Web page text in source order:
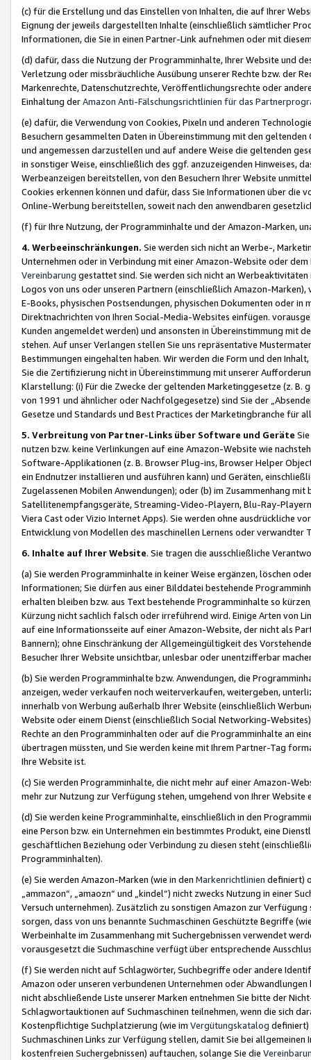
(c) für die Erstellung und das Einstellen von Inhalten, die auf Ihrer
Eignung der jeweils dargestellten Inhalte (einschließlich sämtlicher
Informationen, die Sie in einen Partner-Link aufnehmen oder mit
(d) dafür, dass die Nutzung der Programminhalte, Ihrer Website und
Verletzung oder missbräuchliche Ausübung unserer Rechte bzw. der
Markenrechte, Datenschutzrechte, Veröffentlichungsrechte oder
Einhaltung derAmazon Anti-Fälschungsrichtlinien für das
(e) dafür, die Verwendung von Cookies, Pixeln und anderen
Besuchern gesammelten Daten in Übereinstimmung mit den
und angemessen darzustellen und auf andere Weise die geltenden
in sonstiger Weise, einschließlich des ggf. anzuzeigenden Hinweises,
Werbeanzeigen bereitstellen, von den Besuchern Ihrer Website
Cookies erkennen können und dafür, dass Sie Informationen über die
Online-Werbung bereitstellen, soweit nach den anwendbaren
(f) für Ihre Nutzung, der Programminhalte und der Amazon-Marken,
4. Werbeeinschränkungen. Sie werden sich nicht an Werbe-,
Unternehmen oder in Verbindung mit einer Amazon-Website oder
Vereinbarung gestattet sind. Sie werden sich nicht an
Logos von uns oder unseren Partnern (einschließlich Amazon-
E-Books, physischen Postsendungen, physischen Dokumenten oder in
Direktnachrichten von Ihren Social-Media-Websites einfügen.
Kunden angemeldet werden) und ansonsten in Übereinstimmung mit
stehen. Auf unser Verlangen stellen Sie uns repräsentative
Bestimmungen eingehalten haben. Wir werden die Form und den
Sie die Zertifizierung nicht in Übereinstimmung mit unserer
Klarstellung: (i) Für die Zwecke der geltenden Marketinggesetze (z. B.
von 1991 und ähnlicher oder Nachfolgegesetze) sind Sie der
Gesetze und Standards und Best Practices der Marketingbranche für
5. Verbreitung von Partner-Links über Software und Geräte
nutzen bzw. keine Verlinkungen auf eine Amazon-Website wie
Software-Applikationen (z. B. Browser Plug-ins, Browser Helper
ein Endnutzer installieren und ausführen kann) und Geräten,
Zugelassenen Mobilen Anwendungen); oder (b) im Zusammenhang
Satellitenempfangsgeräte, Streaming-Video-Playern, Blu-Ray-
Viera Cast oder Vizio Internet Apps). Sie werden ohne ausdrückliche
Entwicklung von Modellen des maschinellen Lernens oder
6. Inhalte auf Ihrer Website. Sie tragen die ausschließliche
(a) Sie werden Programminhalte in keiner Weise ergänzen, löschen
Informationen; Sie dürfen aus einer Bilddatei bestehende
erhalten bleiben bzw. aus Text bestehende Programminhalte so
Kürzung nicht sachlich falsch oder irreführend wird. Einige Arten von
auf eine Informationsseite auf einer Amazon-Website, der nicht als
Bannern); ohne Einschränkung der Allgemeingültigkeit des
Besucher Ihrer Website unsichtbar, unlesbar oder unentzifferbar
(b) Sie werden Programminhalte bzw. Anwendungen, die
anzeigen, weder verkaufen noch weiterverkaufen, weitergeben,
innerhalb von Werbung außerhalb Ihrer Website (einschließlich
Website oder einem Dienst (einschließlich Social Networking-
Rechte an den Programminhalten oder auf die Programminhalte an
übertragen müssten, und Sie werden keine mit Ihrem Partner-Tag
Ihre Website ist.
(c) Sie werden Programminhalte, die nicht mehr auf einer Amazon-
mehr zur Nutzung zur Verfügung stehen, umgehend von Ihrer
(d) Sie werden keine Programminhalte, einschließlich in den
eine Person bzw. ein Unternehmen ein bestimmtes Produkt, eine
geschäftlichen Beziehung oder Verbindung zu diesen steht
Programminhalten).
(e) Sie werden Amazon-Marken (wie in den Markenrichtlinien definiert)
„ammazon“, „amaozn“ und „kindel“) nicht zwecks Nutzung in einer
Versuch unternehmen). Zusätzlich zu sonstigen Amazon zur
sorgen, dass von uns benannte Suchmaschinen Geschützte Begriffe
Werbeinhalte im Zusammenhang mit Suchergebnissen verwendet
vorausgesetzt die Suchmaschine verfügt über entsprechende
(f) Sie werden nicht auf Schlagwörter, Suchbegriffe oder andere
Amazon oder unseren verbundenen Unternehmen oder
nicht abschließende Liste unserer Marken entnehmen Sie bitte der
Schlagwortauktionen auf Suchmaschinen teilnehmen, wenn die sich
Kostenpflichtige Suchplatzierung (wie im Vergütungskatalog definiert)
Suchmaschinen Links zur Verfügung stellen, damit Sie bei
kostenfreien Suchergebnissen) auftauchen, solange Sie die